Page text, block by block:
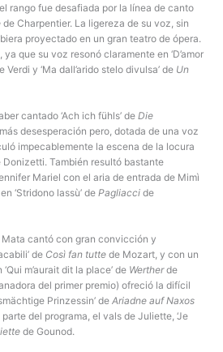
rango fue desafiada por la línea de canto
de Charpentier. La ligereza de su voz, sin
proyectado en un gran teatro de ópera.
que su voz resonó claramente en ‘D’amor
Verdi y ‘Ma dall’arido stelo divulsa’ de Un
cantado ‘Ach ich fühls’ de Die
desesperación pero, dotada de una voz
impecablemente la escena de la locura
También resultó bastante
Mariel con el aria de entrada de Mimì
‘Stridono lassù’ de Pagliacci de
cantó con gran convicción y
de Così fan tutte de Mozart, y con un
m’aurait dit la place’ de Wertherde
del primer premio) ofreció la difícil
Prinzessin’ de Ariadne auf Naxos
del programa, el vals de Juliette, ‘Je
de Gounod.